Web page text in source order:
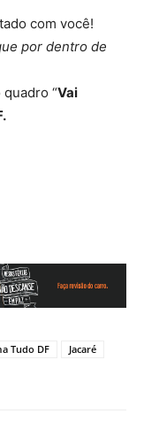
com você!
por dentro de
“Vai
Tudo DF
Jacaré